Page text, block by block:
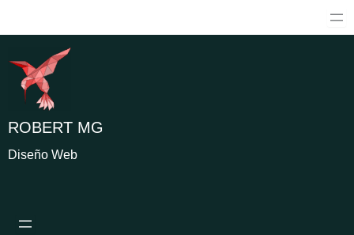
ROBERT MG
Diseño Web